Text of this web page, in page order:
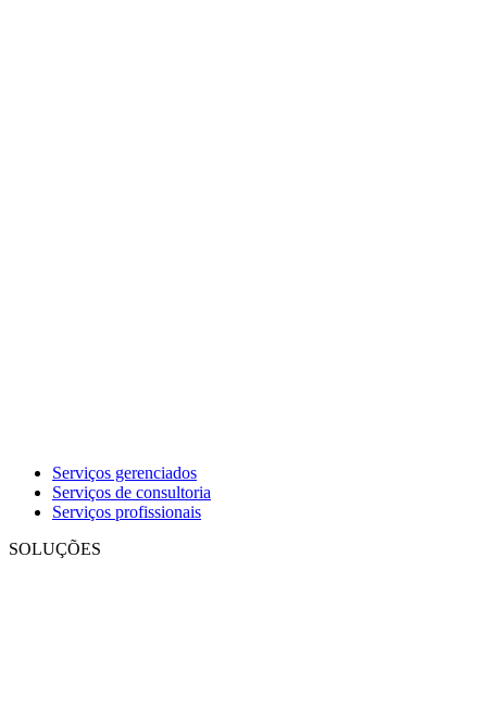
Serviços gerenciados
Serviços de consultoria
Serviços profissionais
SOLUÇÕES